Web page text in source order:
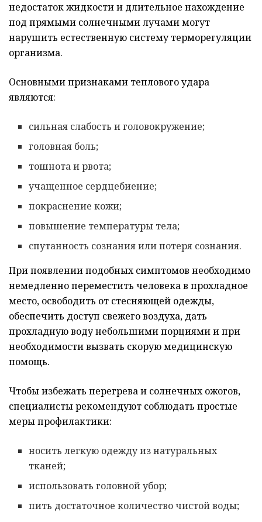
недостаток жидкости и длительное нахождение
под прямыми солнечными лучами могут
нарушить естественную систему терморегуляции
организма.
Основными признаками теплового удара
являются:
сильная слабость и головокружение;
головная боль;
тошнота и рвота;
учащенное сердцебиение;
покраснение кожи;
повышение температуры тела;
спутанность сознания или потеря сознания.
При появлении подобных симптомов необходимо
немедленно переместить человека в прохладное
место, освободить от стесняющей одежды,
обеспечить доступ свежего воздуха, дать
прохладную воду небольшими порциями и при
необходимости вызвать скорую медицинскую
помощь.
Чтобы избежать перегрева и солнечных ожогов,
специалисты рекомендуют соблюдать простые
меры профилактики:
носить легкую одежду из натуральных
тканей;
использовать головной убор;
пить достаточное количество чистой воды;